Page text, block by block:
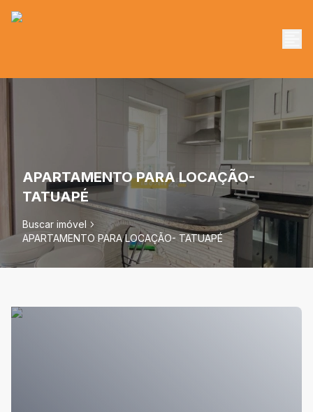
APARTAMENTO PARA LOCAÇÃO-
TATUAPÉ
Buscar imóvel
APARTAMENTO PARA LOCAÇÃO- TATUAPÉ